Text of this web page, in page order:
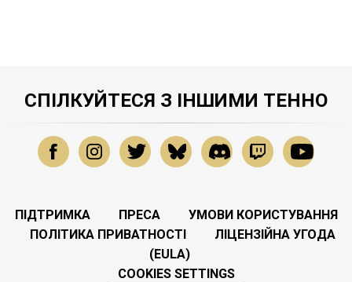
СПІЛКУЙТЕСЯ З ІНШИМИ ТЕННО
ПІДТРИМКА ПРЕСА
УМОВИ КОРИСТУВАННЯ
ПОЛІТИКА ПРИВАТНОСТІ
ЛІЦЕНЗІЙНА УГОДА
(EULA)
COOKIES SETTINGS